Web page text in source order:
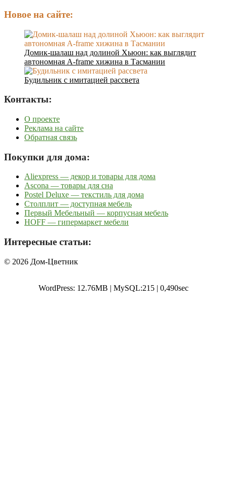
Новое на сайте:
Домик-шалаш над долиной Хьюон: как выглядит
автономная A-frame хижина в Тасмании
Будильник с имитацией рассвета
Контакты:
О проекте
Реклама на сайте
Обратная связь
Покупки для дома:
Aliexpress — декор и товары для дома
Ascona — товары для сна
Postel Deluxe — текстиль для дома
Столплит — доступная мебель
Первый Мебельный — корпусная мебель
HOFF — гипермаркет мебели
Интересные статьи:
© 2026 Дом-Цветник
WordPress: 12.76MB | MySQL:215 | 0,490sec